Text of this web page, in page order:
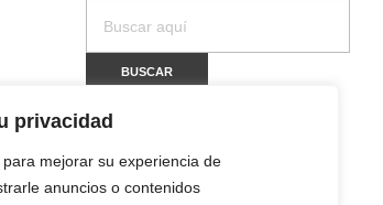
privacidad
mejorar su experiencia de
anuncios o contenidos